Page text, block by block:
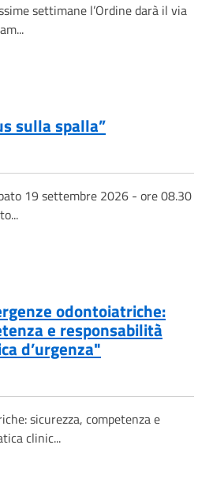
settimane l’Ordine darà il via
sulla spalla”
19 settembre 2026 - ore 08.30
odontoiatriche:
e responsabilità
d’urgenza"
sicurezza, competenza e
clinic...